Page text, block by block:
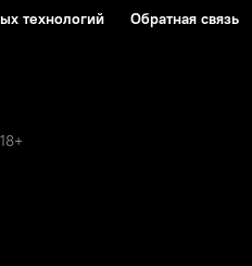
технологий
Обратная связь